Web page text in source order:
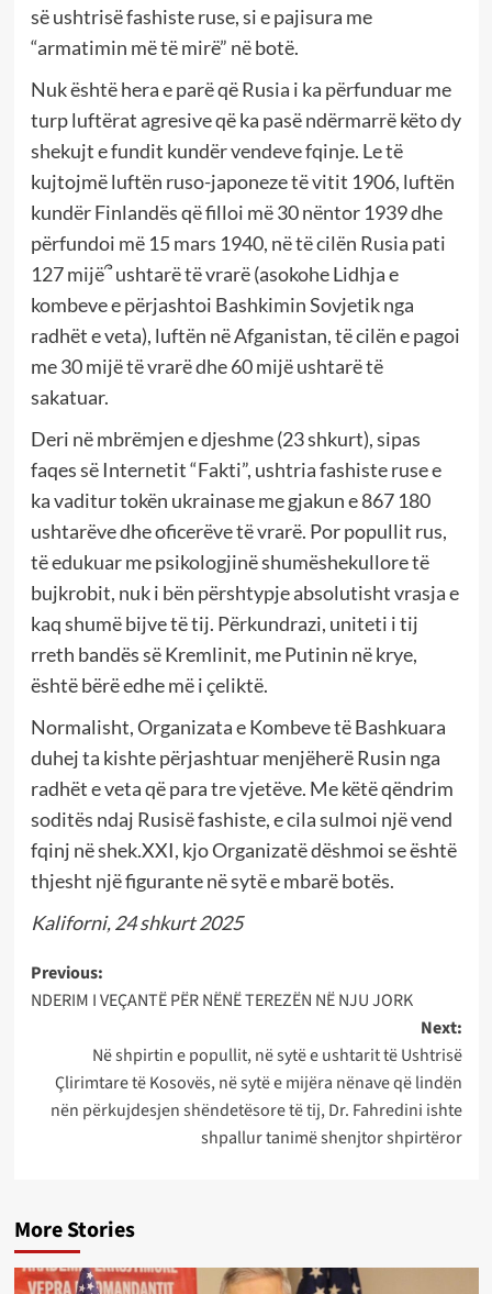
së ushtrisë fashiste ruse, si e pajisura me
“armatimin më të mirë” në botë.
Nuk është hera e parë që Rusia i ka përfunduar me
turp luftërat agresive që ka pasë ndërmarrë këto dy
shekujt e fundit kundër vendeve fqinje. Le të
kujtojmë luftën ruso-japoneze të vitit 1906, luftën
kundër Finlandës që filloi më 30 nëntor 1939 dhe
përfundoi më 15 mars 1940, në të cilën Rusia pati
127 mijë՞ ushtarë të vrarë (asokohe Lidhja e
kombeve e përjashtoi Bashkimin Sovjetik nga
radhët e veta), luftën në Afganistan, të cilën e pagoi
me 30 mijë të vrarë dhe 60 mijë ushtarë të
sakatuar.
Deri në mbrëmjen e djeshme (23 shkurt), sipas
faqes së Internetit “Fakti”, ushtria fashiste ruse e
ka vaditur tokën ukrainase me gjakun e 867 180
ushtarëve dhe oficerëve të vrarë. Por popullit rus,
të edukuar me psikologjinë shumëshekullore të
bujkrobit, nuk i bën përshtypje absolutisht vrasja e
kaq shumë bijve të tij. Përkundrazi, uniteti i tij
rreth bandës së Kremlinit, me Putinin në krye,
është bërë edhe më i çeliktë.
Normalisht, Organizata e Kombeve të Bashkuara
duhej ta kishte përjashtuar menjëherë Rusin nga
radhët e veta që para tre vjetëve. Me këtë qëndrim
soditës ndaj Rusisë fashiste, e cila sulmoi një vend
fqinj në shek.XXI, kjo Organizatë dëshmoi se është
thjesht një figurante në sytë e mbarë botës.
Kaliforni, 24 shkurt 2025
Post
navigation
Previous:
NDERIM I VEÇANTË PËR NËNË TEREZËN NË NJU JORK
Next:
Në shpirtin e popullit, në sytë e ushtarit të Ushtrisë
Çlirimtare të Kosovës, në sytë e mijëra nënave që lindën
nën përkujdesjen shëndetësore të tij, Dr. Fahredini ishte
shpallur tanimë shenjtor shpirtëror
More Stories